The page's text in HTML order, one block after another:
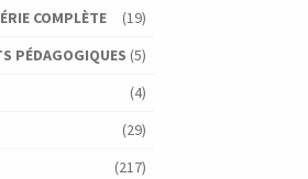
COMPLÈTE
(19)
PÉDAGOGIQUES (5)
(4)
(29)
(217)